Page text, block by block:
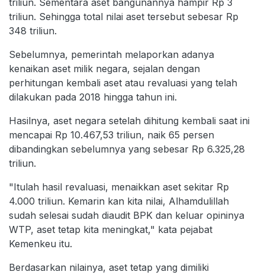
triliun. Sementara aset bangunannya hampir Rp 3
triliun. Sehingga total nilai aset tersebut sebesar Rp
348 triliun.
Sebelumnya, pemerintah melaporkan adanya
kenaikan aset milik negara, sejalan dengan
perhitungan kembali aset atau revaluasi yang telah
dilakukan pada 2018 hingga tahun ini.
Hasilnya, aset negara setelah dihitung kembali saat ini
mencapai Rp 10.467,53 triliun, naik 65 persen
dibandingkan sebelumnya yang sebesar Rp 6.325,28
triliun.
"Itulah hasil revaluasi, menaikkan aset sekitar Rp
4.000 triliun. Kemarin kan kita nilai, Alhamdulillah
sudah selesai sudah diaudit BPK dan keluar opininya
WTP, aset tetap kita meningkat," kata pejabat
Kemenkeu itu.
Berdasarkan nilainya, aset tetap yang dimiliki